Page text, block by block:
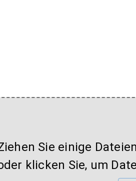
Sie einige
klicken Sie, um